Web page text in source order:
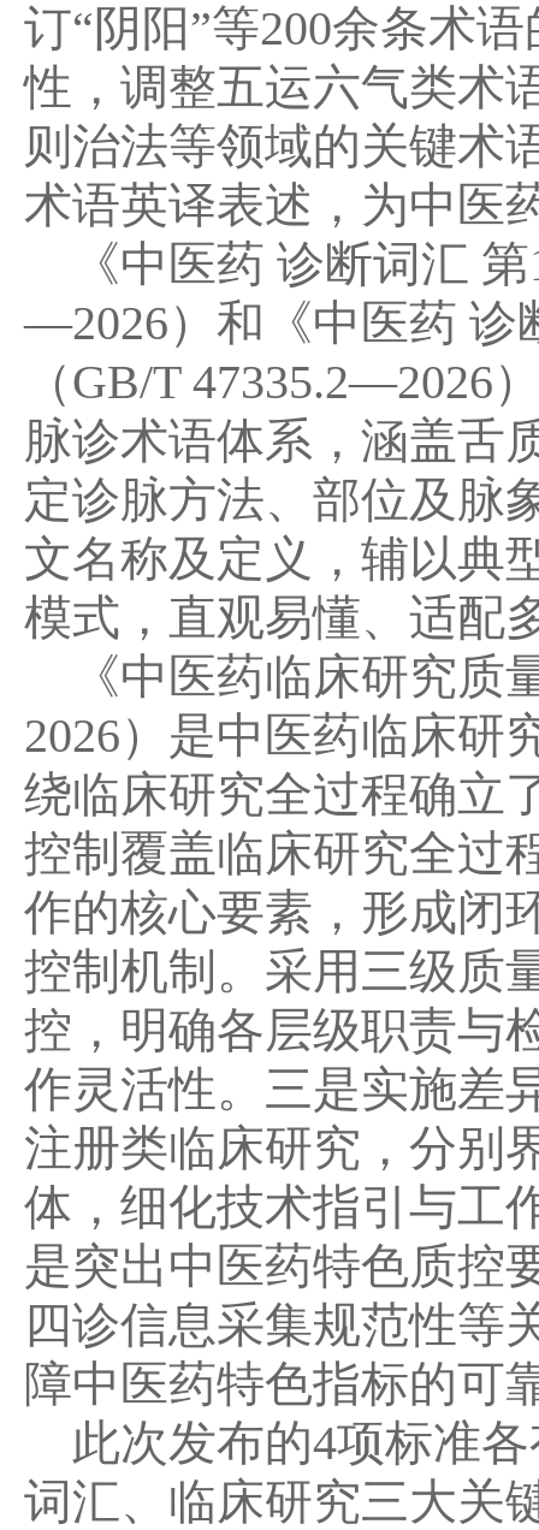
订“阴阳”等200余条术
性，调整五运六气类术
则治法等领域的关键术
术语英译表述，为中医
《中医药 诊断词汇 第
—2026）和《中医药 诊
（GB/T 47335.2—2026
脉诊术语体系，涵盖舌
定诊脉方法、部位及脉
文名称及定义，辅以典
模式，直观易懂、适配
《中医药临床研究质
2026）是中医药临床研
绕临床研究全过程确立
控制覆盖临床研究全过
作的核心要素，形成闭
控制机制。采用三级质
控，明确各层级职责与
作灵活性。三是实施差
注册类临床研究，分别
体，细化技术指引与工
是突出中医药特色质控
四诊信息采集规范性等
障中医药特色指标的可
此次发布的4项标准
词汇、临床研究三大关